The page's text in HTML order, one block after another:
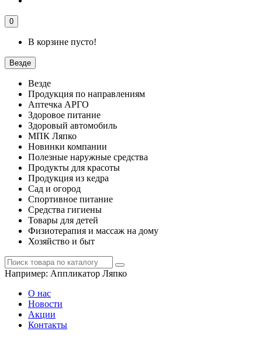
0
В корзине пусто!
Везде
Везде
Продукция по направлениям
Аптечка АРГО
Здоровое питание
Здоровый автомобиль
МПК Ляпко
Новинки компании
Полезные наружные средства
Продукты для красоты
Продукция из кедра
Сад и огород
Спортивное питание
Средства гигиены
Товары для детей
Физиотерапия и массаж на дому
Хозяйство и быт
Например: Аппликатор Ляпко
О нас
Новости
Акции
Контакты